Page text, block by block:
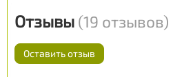
Отзывы (19 отзывов)
Оставить отзыв